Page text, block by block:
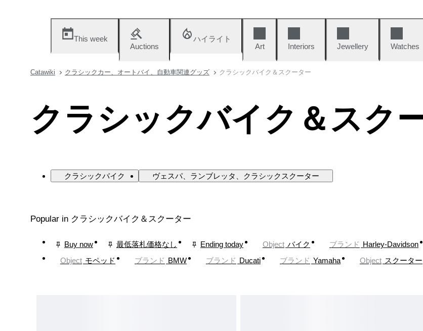
This week
Auctions
ハイライト
Art
Interiors Jewellery Watches
Catawiki クラシックカー、オートバイ、自動車関連グッズ クラシックバイク＆スクーター
クラシックバイク＆スク
クラシックバイク ヴェスパ、ランブレッタ、クラシックスクーター
Popular in クラシックバイク＆スクーター
Buy now 最低落札価格なし Ending today Object バイク ブランド Harley-Davidson
Object モペッド ブランド BMW ブランド Ducati ブランド Yamaha Object スクーター